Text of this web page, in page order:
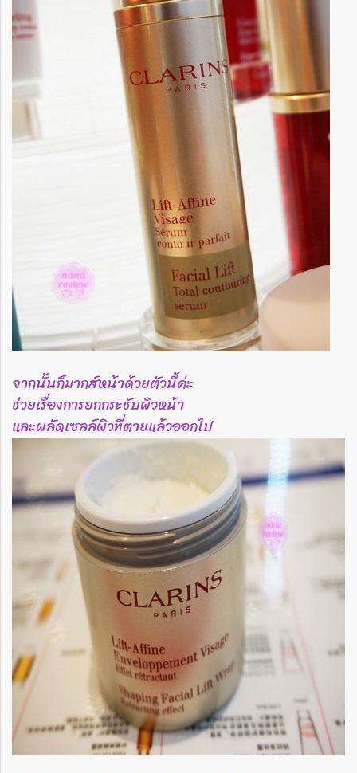
จากนั้นก็มากส์หน้าด้วยตัวนี้ค่ะ
ช่วยเรื่องการยกกระชับผิวหน้า
และผลัดเซลล์ผิวที่ตายแล้วออกไป